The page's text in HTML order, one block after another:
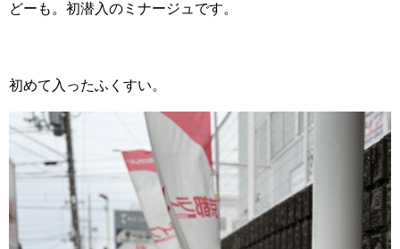
どーも。初潜入のミナージュです。
初めて入ったふくすい。